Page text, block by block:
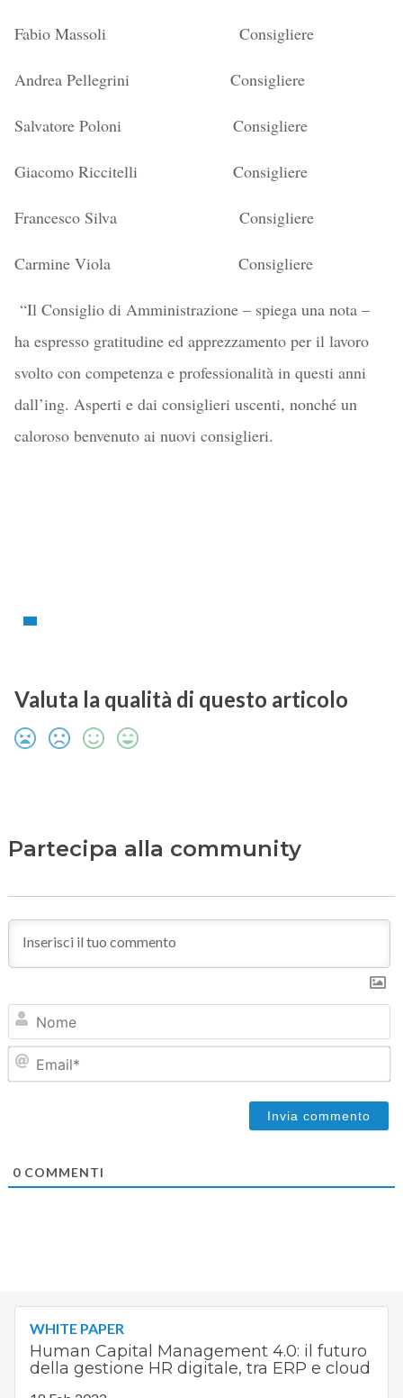
Fabio Massoli Consigliere
Andrea Pellegrini Consigliere
Salvatore Poloni Consigliere
Giacomo Riccitelli Consigliere
Francesco Silva Consigliere
Carmine Viola Consigliere
“Il Consiglio di Amministrazione – spiega una nota –
ha espresso gratitudine ed apprezzamento per il lavoro
svolto con competenza e professionalità in questi anni
dall’ing. Asperti e dai consiglieri uscenti, nonché un
caloroso benvenuto ai nuovi consiglieri.
Valuta la qualità di questo articolo
Partecipa alla community
0COMMENTI
WHITE PAPER
Human Capital Management 4.0: il futuro
della gestione HR digitale, tra ERP e cloud